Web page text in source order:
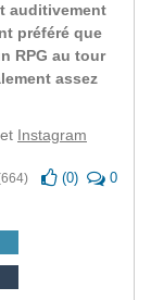
auditivement
préféré que
RPG au tour
assez
et Instagram
(0) 0